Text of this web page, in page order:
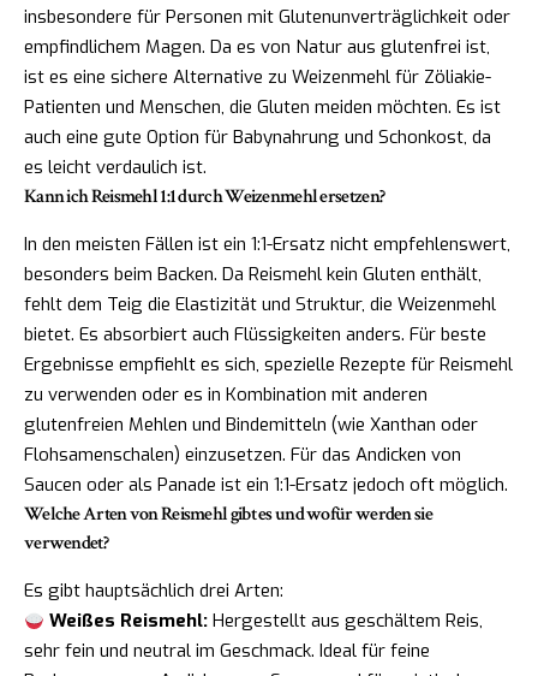
insbesondere für Personen mit Glutenunverträglichkeit oder
empfindlichem Magen. Da es von Natur aus glutenfrei ist,
ist es eine sichere Alternative zu Weizenmehl für Zöliakie-
Patienten und Menschen, die Gluten meiden möchten. Es ist
auch eine gute Option für Babynahrung und Schonkost, da
es leicht verdaulich ist.
Kann ich Reismehl 1:1 durch Weizenmehl ersetzen?
In den meisten Fällen ist ein 1:1-Ersatz nicht empfehlenswert,
besonders beim Backen. Da Reismehl kein Gluten enthält,
fehlt dem Teig die Elastizität und Struktur, die Weizenmehl
bietet. Es absorbiert auch Flüssigkeiten anders. Für beste
Ergebnisse empfiehlt es sich, spezielle Rezepte für Reismehl
zu verwenden oder es in Kombination mit anderen
glutenfreien Mehlen und Bindemitteln (wie Xanthan oder
Flohsamenschalen) einzusetzen. Für das Andicken von
Saucen oder als Panade ist ein 1:1-Ersatz jedoch oft möglich.
Welche Arten von Reismehl gibt es und wofür werden sie
verwendet?
Es gibt hauptsächlich drei Arten:
Weißes Reismehl: Hergestellt aus geschältem Reis,
sehr fein und neutral im Geschmack. Ideal für feine